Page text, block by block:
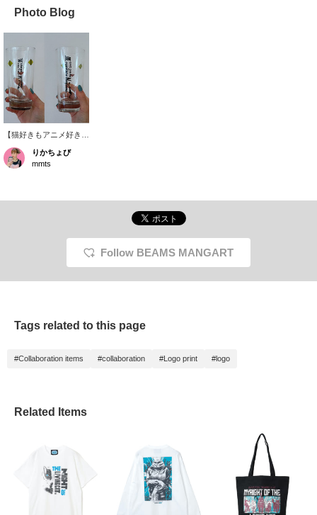
Photo Blog
【猫好きもアニメ好き
も、思わず手に取りたく
なる♡】 『ニャイト・
オブ・ザ・リビングキャ
スが登場！作中に登場す
看板ロゴ、さらに〈マン
×〈mmts〉とのトリプル
たファン必見のデザイン
ム。猫好きへのギフトに
ツ/マッグガーデン/ニャ
りかちょび
mmts
Follow BEAMS MANGART
Tags related to this page
#Collaboration items #collaboration #Logo print #logo
Related Items